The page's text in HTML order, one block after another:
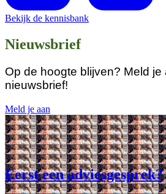
Bekijk de kennisbank
Nieuwsbrief
Op de hoogte blijven? Meld je
nieuwsbrief!
Meld je aan
Eerst een adviesgesprek?